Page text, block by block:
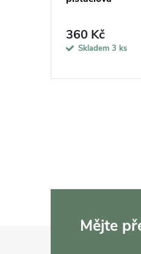
360 Kč
Skladem 3 ks
Mějte